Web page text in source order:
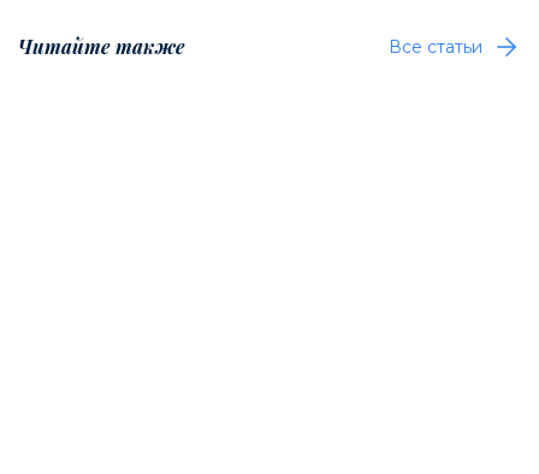
Читайте также Все статьи